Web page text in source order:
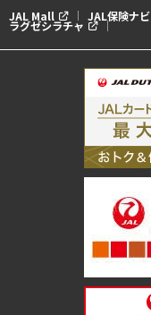
JAL Mall JAL保険ナビ
ラグゼシラチャ